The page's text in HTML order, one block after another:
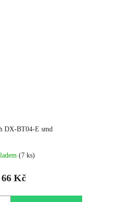
DX-BT04-E smd
(7 ks)
66 Kč